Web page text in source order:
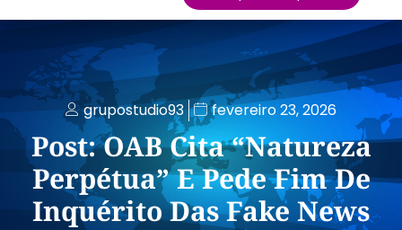
grupostudio93 fevereiro 23, 2026
Post: OAB Cita “natureza
Perpétua” E Pede Fim De
Inquérito Das Fake News